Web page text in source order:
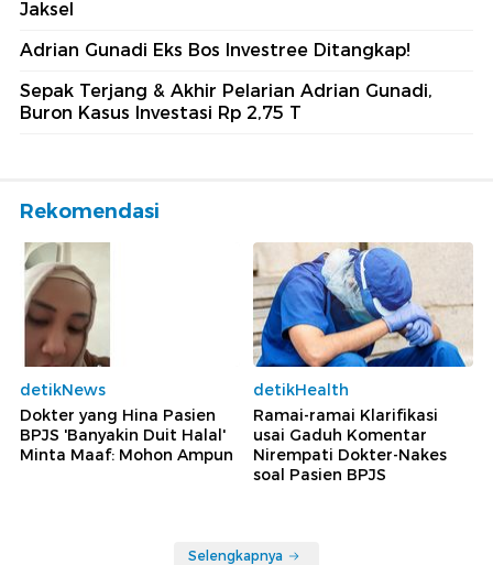
Jaksel
Adrian Gunadi Eks Bos Investree Ditangkap!
Sepak Terjang & Akhir Pelarian Adrian Gunadi,
Buron Kasus Investasi Rp 2,75 T
Rekomendasi
detikNews
Dokter yang Hina Pasien
BPJS 'Banyakin Duit Halal'
Minta Maaf: Mohon Ampun
detikHealth
Ramai-ramai Klarifikasi
usai Gaduh Komentar
Nirempati Dokter-Nakes
soal Pasien BPJS
Selengkapnya